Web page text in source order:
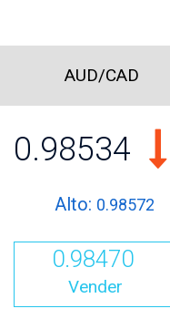
AUD/CAD
0.98534
Alto: 0.98572
0.98470
Vender